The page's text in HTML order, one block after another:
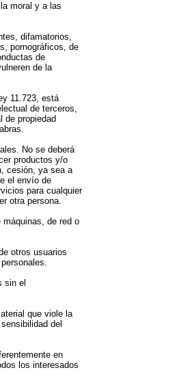
moral y a las
difamatorios,
pornográficos, de
de
de la
11.723, está
de terceros,
de propiedad
No se deberá
productos y/o
cesión, ya sea a
el envío de
para cualquier
otra persona.
de red o
otros usuarios
sin el
que viole la
del
en
los interesados